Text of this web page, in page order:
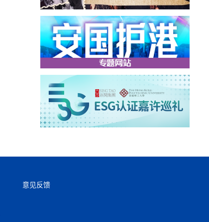
意见反馈